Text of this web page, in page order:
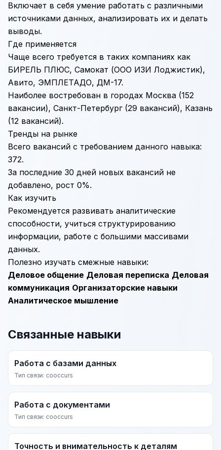
Включает в себя умение работать с различными
источниками данных, анализировать их и делать
выводы.
Где применяется
Чаще всего требуется в таких компаниях как
БИРЕЛЬ ПЛЮС, Самокат (ООО ИЗИ Лоджистик),
Авито, ЭМПЛЕТАДО, ДМ-17.
Наиболее востребован в городах Москва (152
вакансии), Санкт-Петербург (29 вакансий), Казань
(12 вакансий).
Тренды на рынке
Всего вакансий с требованием данного навыка:
372.
За последние 30 дней новых вакансий не
добавлено, рост 0%.
Как изучить
Рекомендуется развивать аналитические
способности, учиться структурированию
информации, работе с большими массивами
данных.
Полезно изучать смежные навыки:
Деловое общение Деловая переписка Деловая
коммуникация Организаторские навыки
Аналитическое мышление
Связанные навыки
Работа с базами данных
Тип связи: cooccurs
Работа с документами
Тип связи: cooccurs
Точность и внимательность к деталям